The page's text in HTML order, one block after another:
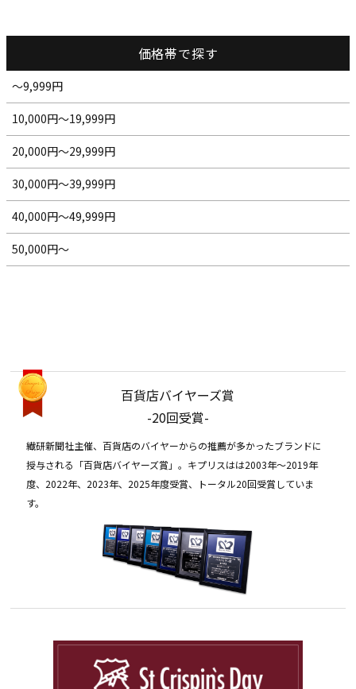
価格帯で探す
～9,999円
10,000円～19,999円
20,000円～29,999円
30,000円～39,999円
40,000円～49,999円
50,000円～
百貨店バイヤーズ賞
-20回受賞-
繊研新聞社主催、百貨店のバイヤーからの推薦が多かったブランドに
授与される「百貨店バイヤーズ賞」。キプリスはは2003年〜2019年
度、2022年、2023年、2025年度受賞、トータル20回受賞していま
す。